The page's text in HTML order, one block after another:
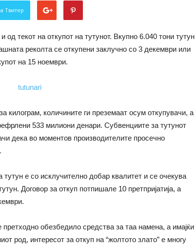
Твитер
од текот на откупот на тутунот. Вкупно 6.040 тони тутун
реколта се откупени заклучно со 3 декември или
на 15 ноември.
килограм, количините ги преземаат осум откупувачи, а
533 милиони денари. Субвенциите за тутунот
дека во моментов производителите просечно
е со исклучително добар квалитет и се очекува
Договор за откуп потпишале 10 претпријатија, а
претходно обезбедило средства за таа намена, а имајќи
род, интересот за откуп на “жолтото злато” е многу